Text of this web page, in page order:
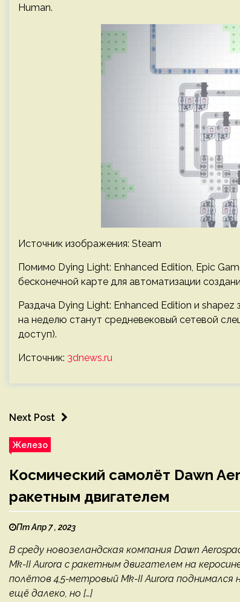
Human.
Источник изображения: Steam
Помимо Dying Light: Enhanced Edition, Epic
бесконечной карте для автоматизации
Раздача Dying Light: Enhanced Edition и
на неделю станут средневековый сетевой
доступ).
Источник: 3dnews.ru
Next Post
Железо
Космический самолёт Dawn
ракетным двигателем
Пт Апр 7 , 2023
В среду новозеландская компания Dawn
Mk-II Aurora с ракетным двигателем на
полётов 4,5-метровый Mk-II Aurora поднимался
ещё далеко, но […]